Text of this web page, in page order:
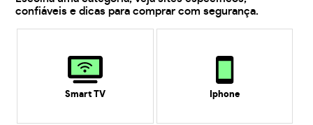
confiáveis e dicas para comprar com segurança.
Smart TV Iphone